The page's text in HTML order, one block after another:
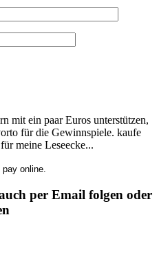
mit ein paar Euros unterstützen,
für die Gewinnspiele. kaufe
meine Leseecke...
per Email folgen oder